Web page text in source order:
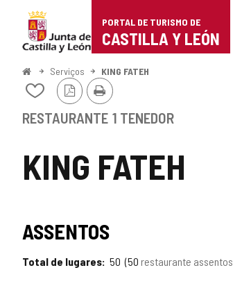
Portal
de
Turismo
Castilla
León
PORTAL DE TURISMO DE
CASTILLA Y LEÓN
ComeçoServiços KING FATEH
KING FATEH
Adicionar
remover
cadernos
Versão
PDF
Imprimir
TIPO
RESTAURANTE 1 TENEDOR
ASSENTOS
Total de lugares 50 50 restaurante assentos